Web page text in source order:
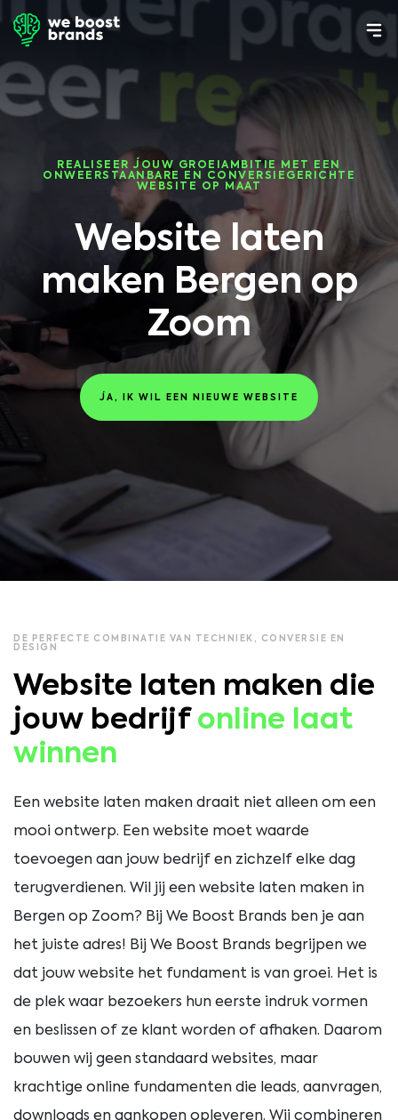
REALISEER JOUW GROEIAMBITIE MET EEN
ONWEERSTAANBARE EN CONVERSIEGERICHTE
WEBSITE OP MAAT
Website laten
maken Bergen op
Zoom
JA, IK WIL EEN NIEUWE WEBSITE
DE PERFECTE COMBINATIE VAN TECHNIEK, CONVERSIE EN
DESIGN
Website laten maken die
jouw bedrijf online laat
winnen
Een website laten maken draait niet alleen om een
mooi ontwerp. Een website moet waarde
toevoegen aan jouw bedrijf en zichzelf elke dag
terugverdienen. Wil jij een website laten maken in
Bergen op Zoom? Bij We Boost Brands ben je aan
het juiste adres! Bij We Boost Brands begrijpen we
dat jouw website het fundament is van groei. Het is
de plek waar bezoekers hun eerste indruk vormen
en beslissen of ze klant worden of afhaken. Daarom
bouwen wij geen standaard websites, maar
krachtige online fundamenten die leads, aanvragen,
downloads en aankopen opleveren. Wij combineren